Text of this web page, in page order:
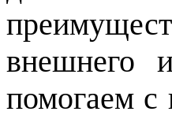
внешнего
помогаем с